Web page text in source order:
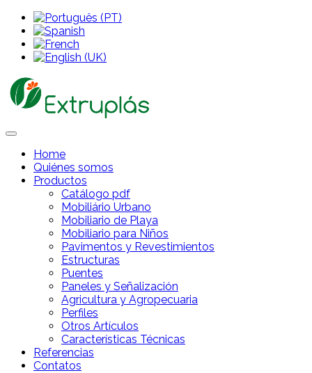
Home
Quiénes somos
Productos
Catálogo pdf
Mobiliário Urbano
Mobiliario de Playa
Mobiliario para Niños
Pavimentos y Revestimientos
Estructuras
Puentes
Paneles y Señalización
Agricultura y Agropecuaria
Perfiles
Otros Artículos
Características Técnicas
Referencias
Contatos